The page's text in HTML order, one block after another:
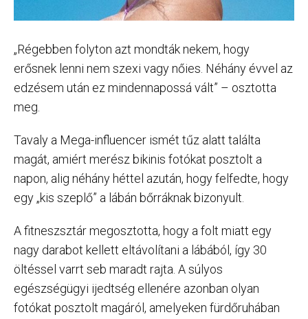
„Régebben folyton azt mondták nekem, hogy
erősnek lenni nem szexi vagy nőies. Néhány évvel az
edzésem után ez mindennapossá vált” – osztotta
meg.
Tavaly a Mega-influencer ismét tűz alatt találta
magát, amiért merész bikinis fotókat posztolt a
napon, alig néhány héttel azután, hogy felfedte, hogy
egy „kis szeplő” a lábán bőrráknak bizonyult.
A fitneszsztár megosztotta, hogy a folt miatt egy
nagy darabot kellett eltávolítani a lábából, így 30
öltéssel varrt seb maradt rajta. A súlyos
egészségügyi ijedtség ellenére azonban olyan
fotókat posztolt magáról, amelyeken fürdőruhában